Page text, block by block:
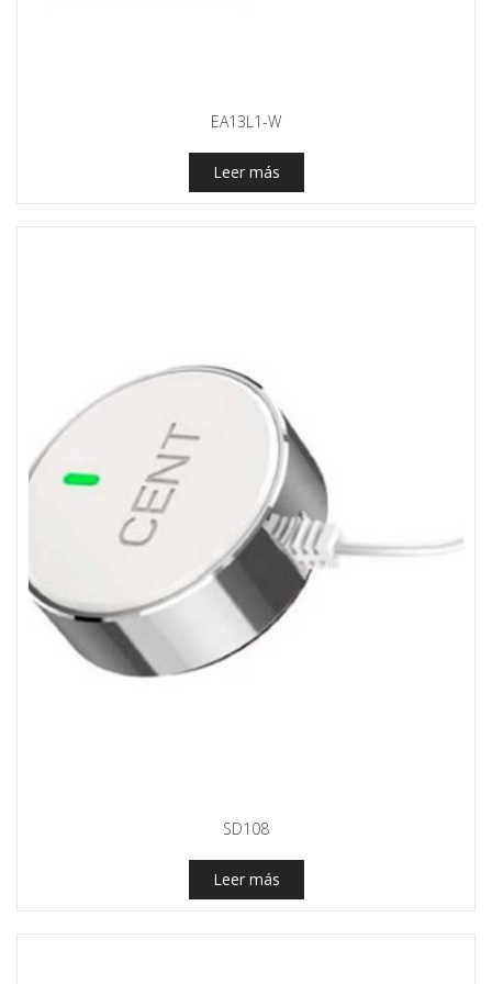
EA13L1-W
Leer más
SD108
Leer más